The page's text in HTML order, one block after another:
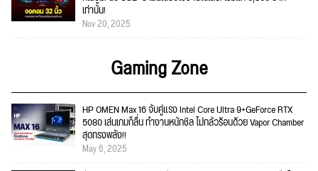
เท่านั้น!
Nov 20, 2025
Gaming Zone
HP OMEN Max 16 จับคู่แรง Intel Core Ultra 9+GeForce RTX
5080 เล่นเกมก็ลื่น ทำงานหนักชิล ไม่กลัวร้อนด้วย Vapor Chamber
สุดทรงพลัง!!
May 6, 2025